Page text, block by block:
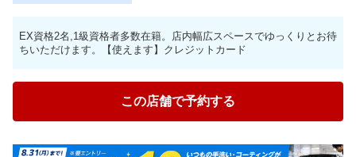
EX資格2名,1級資格者多数在籍。店内幅広スペースでゆっくりとお待
ちいただけます。【使えます】クレジットカード
この店舗で予約する